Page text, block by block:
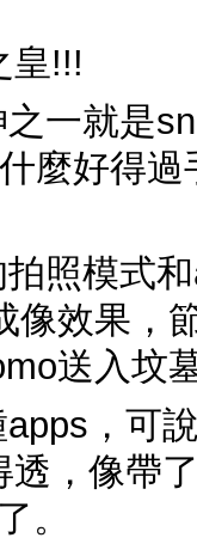
皇!!!
一就是
麼好得
照模式
像效果，
送入坟
，可
透，像帶
。